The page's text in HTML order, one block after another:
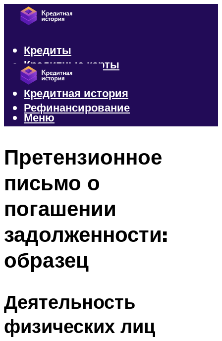
Кредиты
Кредитные карты
Микрозаймы
Кредитная история
Рефинансирование
Меню
Претензионное
письмо о
погашении
задолженности:
образец
Деятельность
физических лиц